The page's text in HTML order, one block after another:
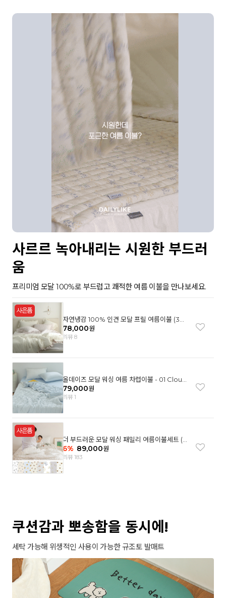
사르르 녹아내리는 시원한 부드러
움
프리미엄 모달 100%로 부드럽고 쾌적한 여름 이불을 만나보세요.
자연냉감 100% 인견 모달 프릴 여름이불 (3컬
러)
78,000원
리뷰 8
올데이즈 모달 워싱 여름 차렵이불 - 01 Cloud
garden(SS)
79,000원
리뷰 1
더 부드러운 모달 워싱 패밀리 여름이불세트 (8
컬러)
6% 89,000원
리뷰 183
쿠션감과 뽀송함을 동시에!
세탁 가능해 위생적인 사용이 가능한 규조토 발매트